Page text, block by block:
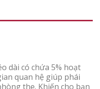
dài có chứa 5% hoạt
quan hệ giúp phái
the. Khiến cho bạn